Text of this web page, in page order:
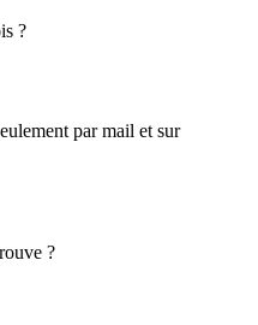
?
par mail et sur
?